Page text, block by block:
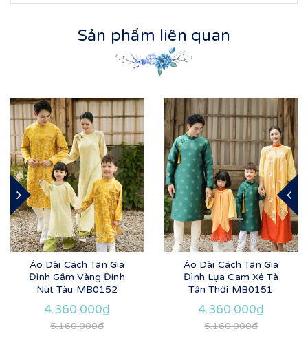
Sản phẩm liên quan
Áo Dài Cách Tân Gia
Đình Gấm Vàng Đính
Nút Tàu MB0152
4.360.000₫
5.160.000₫
Áo Dài Cách Tân Gia
Đình Lụa Cam Xẻ Tà
Tân Thời MB0151
4.360.000₫
5.160.000₫